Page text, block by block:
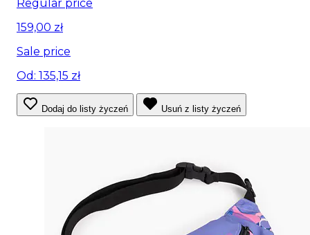
Regular price
159,00 zł
Sale price
Od: 135,15 zł
Dodaj do listy życzeń Usuń z listy życzeń